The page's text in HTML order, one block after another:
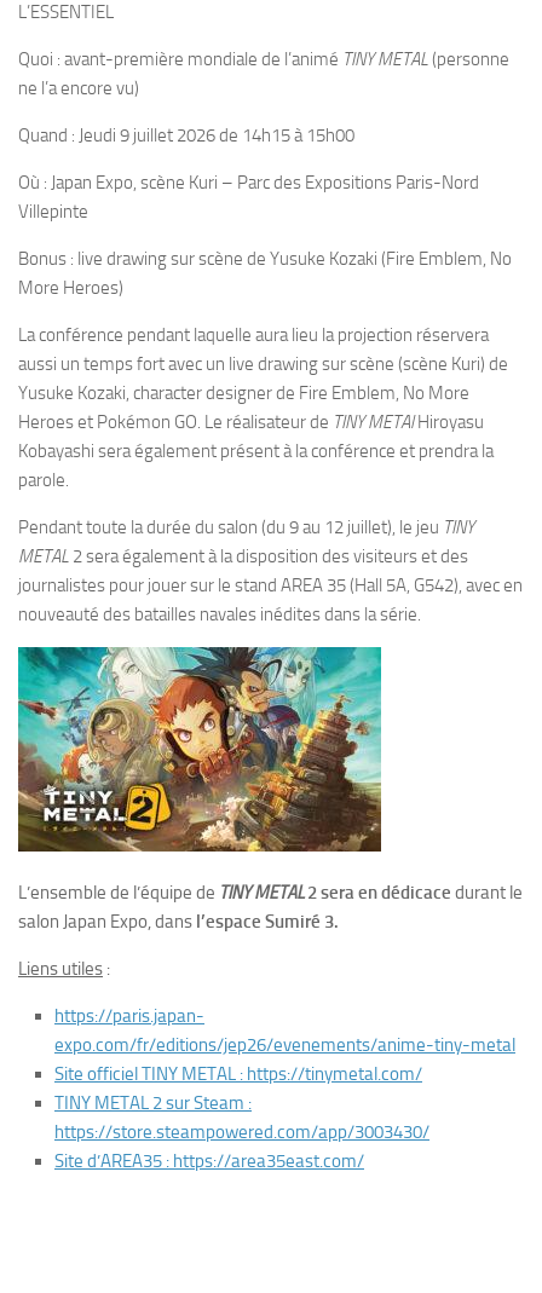
L’ESSENTIEL
Quoi : avant-première mondiale de l’animé TINY METAL(personne
ne l’a encore vu)
Quand : Jeudi 9 juillet 2026 de 14h15 à 15h00
Où : Japan Expo, scène Kuri – Parc des Expositions Paris-Nord
Villepinte
Bonus : live drawing sur scène de Yusuke Kozaki (Fire Emblem, No
More Heroes)
La conférence pendant laquelle aura lieu la projection réservera
aussi un temps fort avec un live drawing sur scène (scène Kuri) de
Yusuke Kozaki, character designer de Fire Emblem, No More
Heroes et Pokémon GO. Le réalisateur de TINY METAl Hiroyasu
Kobayashi sera également présent à la conférence et prendra la
parole.
Pendant toute la durée du salon (du 9 au 12 juillet), le jeu TINY
METAL 2 sera également à la disposition des visiteurs et des
journalistes pour jouer sur le stand AREA 35(Hall 5A, G542), avec en
nouveauté des batailles navales inédites dans la série.
L’ensemble de l’équipe de TINY METAL2 sera en dédicace durant le
salon Japan Expo, dans l’espace Sumiré 3.
Liens utiles :
https://paris.japan-
expo.com/fr/editions/jep26/evenements/anime-tiny-metal
Site officiel TINY METAL : https://tinymetal.com/
TINY METAL 2 sur Steam :
https://store.steampowered.com/app/3003430/
Site d’AREA35 : https://area35east.com/